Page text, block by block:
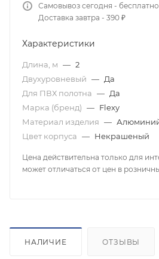
Самовывоз сегодня - бесплатно
Доставка завтра - 390 ₽
Характеристики
Длина, м — 2
Двухуровневый — Да
Для ПВХ полотна — Да
Марка (бренд) — Flexy
Материал изделия —
Цвет корпуса — Некрашеный
Цена действительна только для
может отличаться от цен в
НАЛИЧИЕ ОТЗЫВЫ